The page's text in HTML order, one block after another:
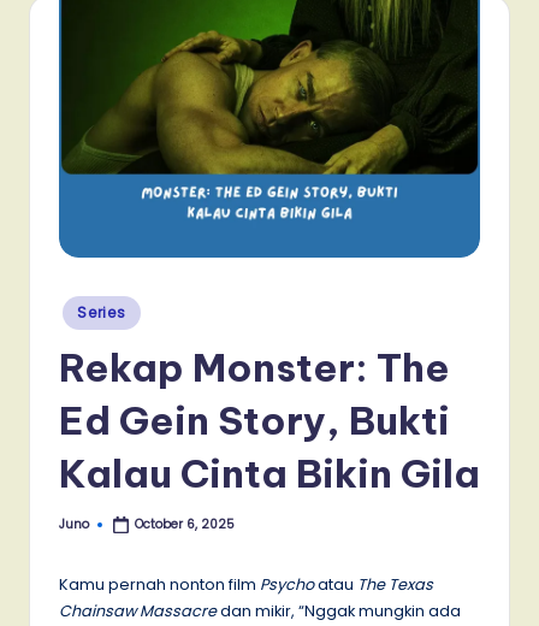
Posted
in
Series
Rekap Monster: The
Ed Gein Story, Bukti
Kalau Cinta Bikin Gila
Posted
Juno October 6, 2025
Kamu pernah nonton film Psychoatau The Texas
Chainsaw Massacredan mikir, “Nggak mungkin ada